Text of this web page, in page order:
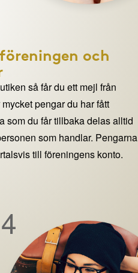
och
så får du ett mejl från
pengar du har fått
som du får tillbaka delas alltid
som handlar. Pengarna
till föreningens konto.
4